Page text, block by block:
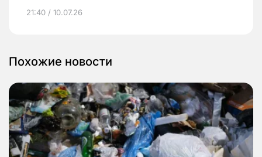
21:40 / 10.07.26
Похожие новости